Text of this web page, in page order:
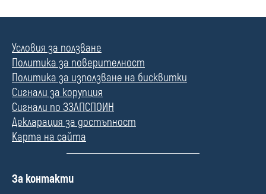
Условия за ползване
Политика за поверителност
Политика за използване на бисквитки
Сигнали за корупция
Сигнали по ЗЗЛПСПОИН
Декларация за достъпност
Карта на сайта
П
За контакти